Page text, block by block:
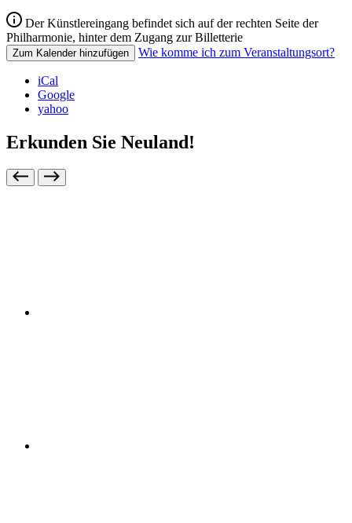
Der Künstlereingang befindet sich auf der rechten Seite der
Philharmonie, hinter dem Zugang zur Billetterie
Zum Kalender hinzufügen Wie komme ich zum Veranstaltungsort?
iCal
Google
yahoo
Erkunden Sie Neuland!